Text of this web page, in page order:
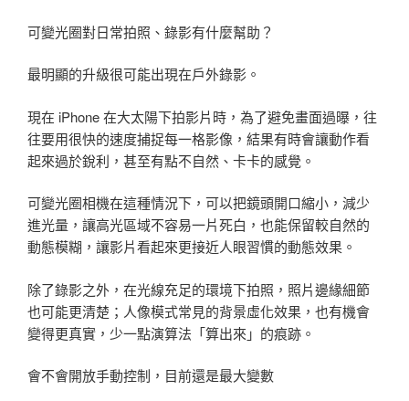
可變光圈對日常拍照、錄影有什麼幫助？
最明顯的升級很可能出現在戶外錄影。
現在 iPhone 在大太陽下拍影片時，為了避免畫面過曝，往
往要用很快的速度捕捉每一格影像，結果有時會讓動作看
起來過於銳利，甚至有點不自然、卡卡的感覺。
可變光圈相機在這種情況下，可以把鏡頭開口縮小，減少
進光量，讓高光區域不容易一片死白，也能保留較自然的
動態模糊，讓影片看起來更接近人眼習慣的動態效果。
除了錄影之外，在光線充足的環境下拍照，照片邊緣細節
也可能更清楚；人像模式常見的背景虛化效果，也有機會
變得更真實，少一點演算法「算出來」的痕跡。
會不會開放手動控制，目前還是最大變數